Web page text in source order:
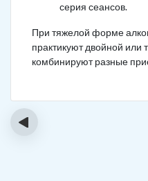
серия сеансов.
При тяжелой форме
практикуют двойной или
комбинируют разные
‹